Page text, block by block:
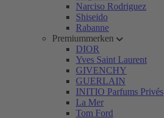
Narciso Rodriguez
Shiseido
Rabanne
Premiummerken
DIOR
Yves Saint Laurent
GIVENCHY
GUERLAIN
INITIO Parfums Privés
La Mer
Tom Ford